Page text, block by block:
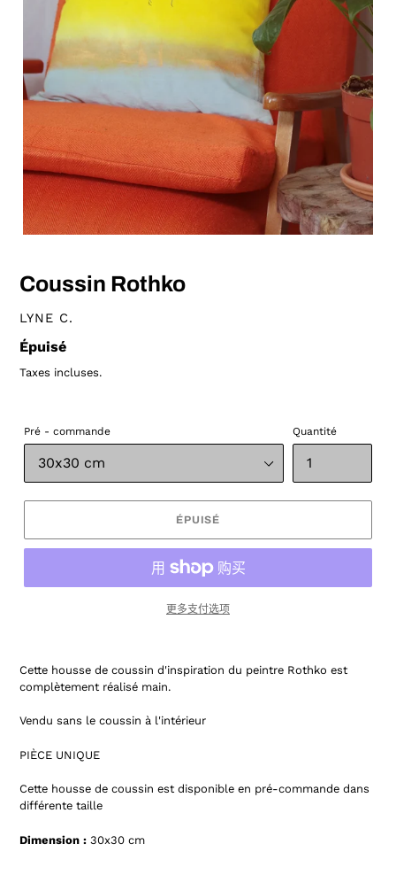
Coussin Rothko
DISTRIBUTEUR
LYNE C.
Prix
normal
Épuisé
Taxes incluses.
Pré - commande Quantité
ÉPUISÉ
更多支付选项
Cette housse de coussin d'inspiration du peintre Rothko est
complètement réalisé main.
Vendu sans le coussin à l'intérieur
PIÈCE UNIQUE
Cette housse de coussin est disponible en pré-commande dans
différente taille
Dimension : 30x30 cm